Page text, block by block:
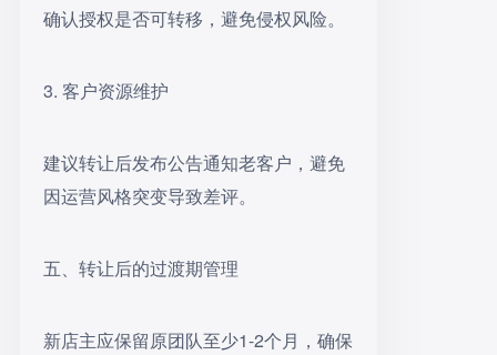
确认授权是否可转移，避免侵权风险。
3. 客户资源维护
建议转让后发布公告通知老客户，避免
因运营风格突变导致差评。
五、转让后的过渡期管理
新店主应保留原团队至少1-2个月，确保